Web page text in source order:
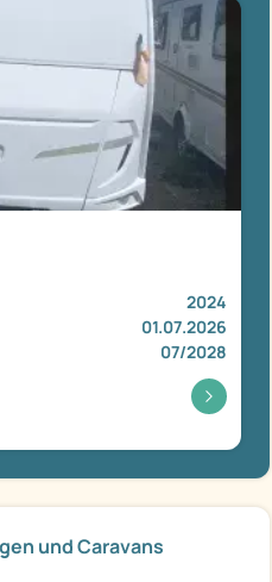
2024
01.07.2026
07/2028
und Caravans